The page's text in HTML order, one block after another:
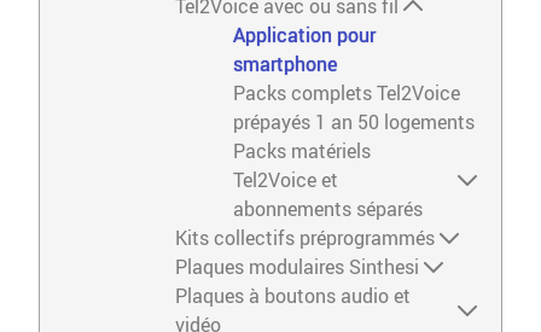
Tel2Voice avec ou sans fil
Application pour
smartphone
Packs complets Tel2Voice
prépayés 1 an 50 logements
Packs matériels
Tel2Voice et
abonnements séparés
Kits collectifs préprogrammés
Plaques modulaires Sinthesi
Plaques à boutons audio et
vidéo